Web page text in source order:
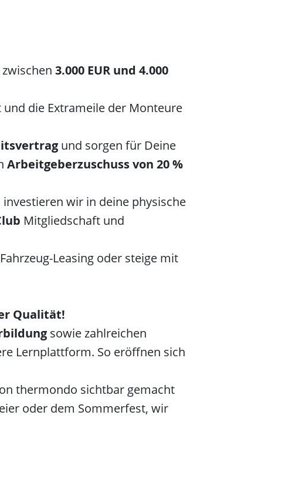
3.000 EUR und 4.000
die Extrameile der Monteure
und sorgen für Deine
Arbeitgeberzuschuss von 20 %
investieren wir in deine physische
Mitgliedschaft und
Leasing oder steige mit
Qualität!
sowie zahlreichen
Lernplattform. So eröffnen sich
thermondo sichtbar gemacht
oder dem Sommerfest, wir